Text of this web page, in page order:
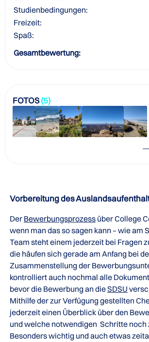
Studienbedingungen:
Freizeit:
Spaß:
Gesamtbewertung:
FOTOS(5)
Vorbereitung des
Der Bewerbungsprozess über College
wenn man das so sagen kann – wie am
Team steht einem jederzeit bei Fragen
die häufen sich gerade am Anfang bei
Zusammenstellung der
kontrolliert auch nochmal alle
bevor die Bewerbung an dieSDSU
Mithilfe der zur Verfügung gestellten
jederzeit einen Überblick über den
und welche notwendigen Schritte noch
Besonders wichtig und auch etwas